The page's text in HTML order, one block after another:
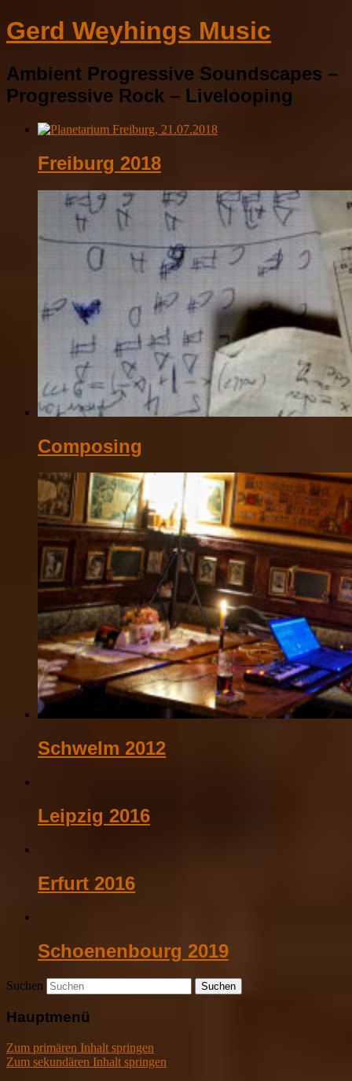
Gerd Weyhings Music
Ambient Progressive Soundscapes –
Progressive Rock – Livelooping
Freiburg 2018
Composing
Schwelm 2012
Leipzig 2016
Erfurt 2016
Schoenenbourg 2019
Suchen
Hauptmenü
Zum primären Inhalt springen
Zum sekundären Inhalt springen